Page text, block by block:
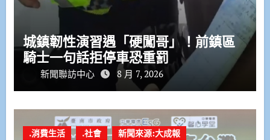
城鎮韌性演習遇「硬闖哥」！前鎮區
騎士一句話拒停車恐重罰
新聞聯訪中心 8 月 7, 2026
.消費生活 .社會 新聞來源:大成報